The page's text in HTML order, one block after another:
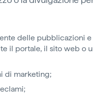
delle pubblicazioni
il portale, il sito web o
di marketing;